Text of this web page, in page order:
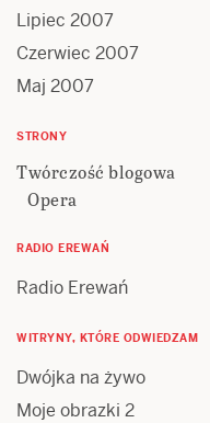
Lipiec 2007
Czerwiec 2007
Maj 2007
STRONY
Twórczość blogowa
Opera
RADIO EREWAŃ
Radio Erewań
WITRYNY, KTÓRE ODWIEDZAM
Dwójka na żywo
Moje obrazki 2